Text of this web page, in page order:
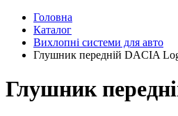
Головна
Каталог
Вихлопні системи для авто
Глушник передній DACIA
Глушник